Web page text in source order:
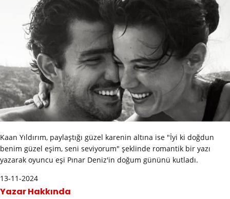
Kaan Yıldırım, paylaştığı güzel karenin altına ise "İyi ki doğdun
benim güzel eşim, seni seviyorum" şeklinde romantik bir yazı
yazarak oyuncu eşi Pınar Deniz'in doğum gününü kutladı.
13-11-2024
Yazar Hakkında